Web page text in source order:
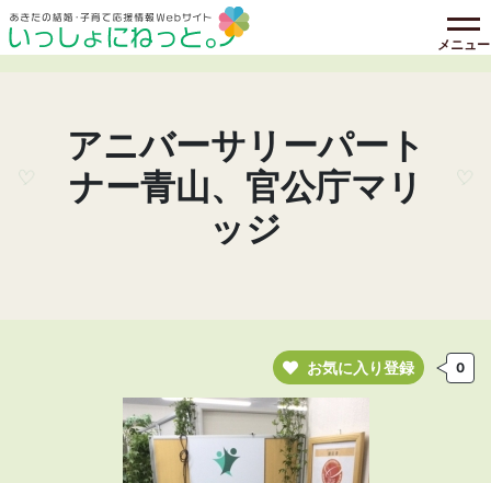
メニュー
アニバーサリーパート
ナー青山、官公庁マリ
ッジ
お気に入り登録 0